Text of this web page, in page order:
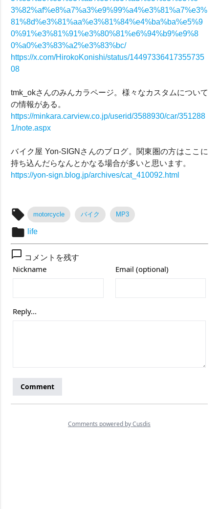
3%82%af%e8%a7%a3%e9%99%a4%e3%81%a7%e3%
81%8d%e3%81%aa%e3%81%84%e4%ba%ba%e5%9
0%91%e3%81%91%e3%80%81%e6%94%b9%e9%8
0%a0%e3%83%a2%e3%83%bc/
https://x.com/HirokoKonishi/status/14497336417355735
08
tmk_okさんのみんカラページ。様々なカスタムについて
の情報がある。
https://minkara.carview.co.jp/userid/3588930/car/351288
1/note.aspx
バイク屋 Yon-SIGNさんのブログ。関東圏の方はここに
持ち込んだらなんとかなる場合が多いと思います。
https://yon-sign.blog.jp/archives/cat_410092.html
local_offer motorcycle バイク MP3
folder life
chat_bubble_outline コメントを残す